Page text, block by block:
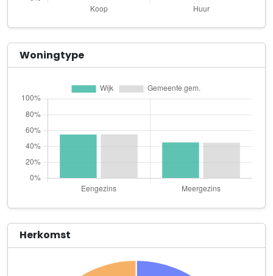
Apotheek America
Bas Labruyère Mediakunstenaar
Heugemerweg 47 B
Kemenadeplein 25
Blij Logopedie
BoKamp EPW-adviseur en verduurzamingsadviseur
Burgemeester Bauduinstraat 74 B 08
Bosch Modeschoenen
Woningtype
Herkomst